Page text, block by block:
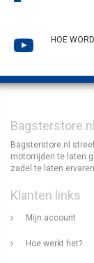
HOE
Bagsterstore.nl
Bagsterstore.nl
motorrijden te laten
zadel te laten
Klanten links
Mijn account
Hoe werkt het?